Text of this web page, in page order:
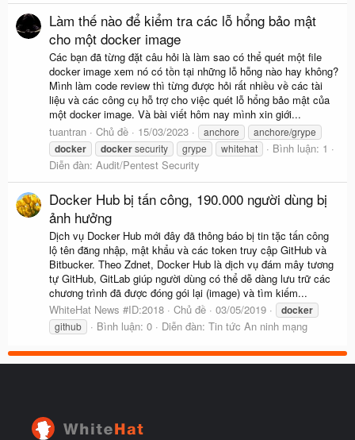
Làm thế nào để kiểm tra các lỗ hổng bảo mật
cho một docker image
Các bạn đã từng đặt câu hỏi là làm sao có thể quét một file
docker image xem nó có tồn tại những lỗ hỗng nào hay không?
Mình làm code review thì từng được hỏi rất nhiều về các tài
liệu và các công cụ hỗ trợ cho việc quét lỗ hổng bảo mật của
một docker image. Và bài viết hôm nay mình xin giới...
tuantran
Chủ đề 15/03/2023 anchore anchore/grype
docker dockersecurity grype whitehat
Bình luận: 1
Diễn đàn: Audit/Pentest Security
Docker Hub bị tấn công, 190.000 người dùng bị
ảnh hưởng
Dịch vụ Docker Hub mới đây đã thông báo bị tin tặc tấn công
lộ tên đăng nhập, mật khẩu và các token truy cập GitHub và
Bitbucker. Theo Zdnet, Docker Hub là dịch vụ đám mây tương
tự GitHub, GitLab giúp người dùng có thể dễ dàng lưu trữ các
chương trình đã được đóng gói lại (image) và tìm kiếm...
WhiteHat News #ID:2018
Chủ đề 03/05/2019 docker
github Bình luận: 0 Diễn đàn: Tin tức An ninh mạng